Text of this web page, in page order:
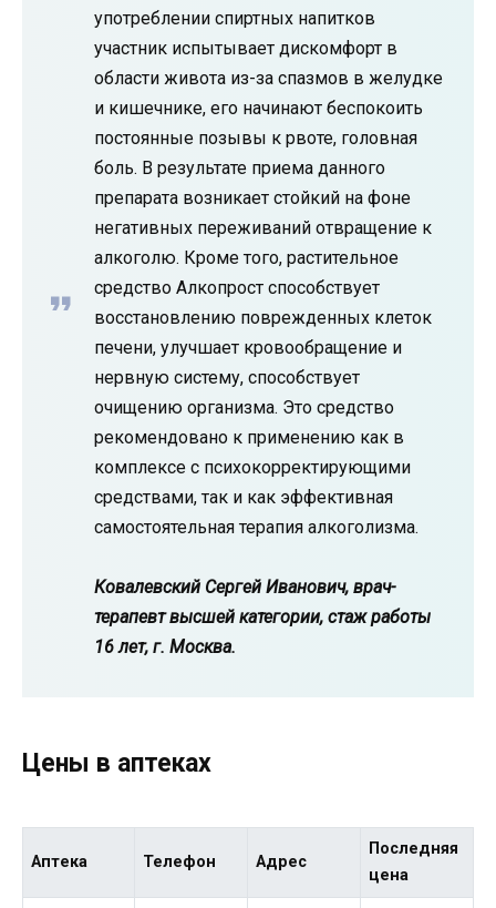
употреблении спиртных напитков
участник испытывает дискомфорт в
области живота из-за спазмов в желудке
и кишечнике, его начинают беспокоить
постоянные позывы к рвоте, головная
боль. В результате приема данного
препарата возникает стойкий на фоне
негативных переживаний отвращение к
алкоголю. Кроме того, растительное
средство Алкопрост способствует
восстановлению поврежденных клеток
печени, улучшает кровообращение и
нервную систему, способствует
очищению организма. Это средство
рекомендовано к применению как в
комплексе с психокорректирующими
средствами, так и как эффективная
самостоятельная терапия алкоголизма.
Ковалевский Сергей Иванович, врач-
терапевт высшей категории, стаж работы
16 лет, г. Москва.
Цены в аптеках
Аптека Телефон Адрес
Последняя
цена